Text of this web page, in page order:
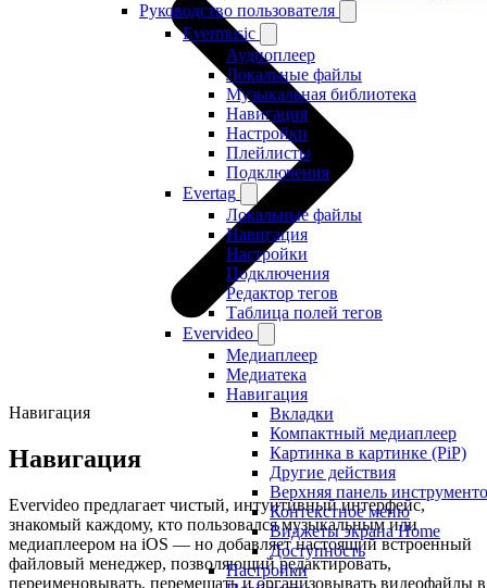
Руководство пользователя
Evermusic
Аудиоплеер
Локальные файлы
Музыкальная библиотека
Навигация
Настройки
Плейлисты
Подключения
Evertag
Локальные файлы
Навигация
Настройки
Подключения
Редактор тегов
Таблица полей тегов
Evervideo
Медиаплеер
Медиатека
Навигация
Вкладки
Компактный медиаплеер
Картинка в картинке (PiP)
Другие действия
Верхняя панель
Контекстное меню
Виджеты экрана Home
Доступность
Настройки
Навигация
Навигация
Evervideo предлагает чистый, интуитивный интерфейс,
знакомый каждому, кто пользовался музыкальным или
медиаплеером на iOS — но добавляет настоящий встроенный
файловый менеджер, позволяющий редактировать,
переименовывать, перемещать и организовывать видеофайлы в